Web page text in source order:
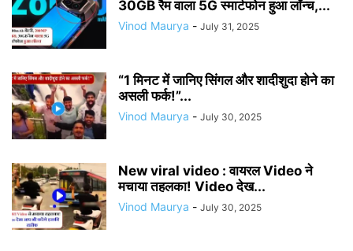
30GB रैम वाला 5G स्मार्टफोन हुआ लॉन्च,...
Vinod Maurya - July 31, 2025
“1 मिनट में जानिए सिंगल और शादीशुदा होने का
असली फर्क!”...
Vinod Maurya - July 30, 2025
New viral video : वायरल Video ने
मचाया तहलका! Video देख...
Vinod Maurya - July 30, 2025